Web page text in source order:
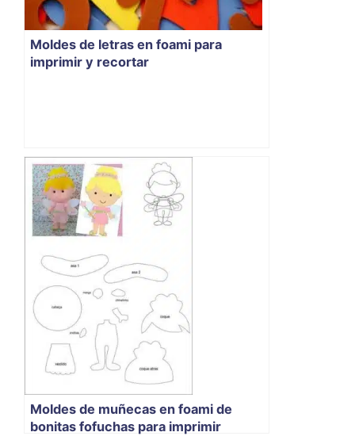
Moldes de letras en foami para
imprimir y recortar
Moldes de muñecas en foami de
bonitas fofuchas para imprimir